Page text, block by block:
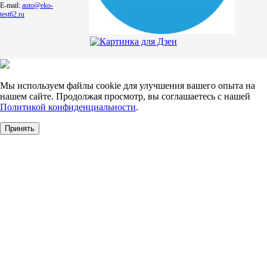
E-mail: auto@eko-
test62.ru
Мы используем файлы cookie для улучшения вашего опыта на
нашем сайте. Продолжая просмотр, вы соглашаетесь с нашей
Политикой конфиденциальности.
Принять